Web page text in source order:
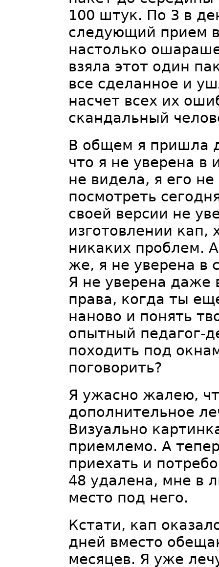
100 штук. По 3 в
следующий прием
настолько
взяла этот один
все сделанное и
насчет всех их
скандальный
В общем я пришла
что я не уверена в
не видела, я его
посмотреть
своей версии не
изготовлении
никаких проблем.
же, я не уверена в
Я не уверена даже
права, когда ты
наново и понять
опытный педагог-
походить под
поговорить?
Я ужасно жалею,
дополнительное
Визуально
приемлемо. А
приехать и
48 удалена, мне в
место под него.
Кстати, кап
дней вместо
месяцев. Я уже